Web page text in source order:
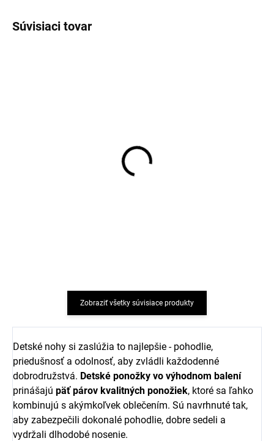
Súvisiaci tovar
Zobraziť všetky súvisiace produkty
Detské nohy si zaslúžia to najlepšie - pohodlie,
priedušnosť a odolnosť, aby zvládli každodenné
dobrodružstvá. Detské ponožky vo výhodnom balení
prinášajú päť párov kvalitných ponožiek, ktoré sa ľahko
kombinujú s akýmkoľvek oblečením. Sú navrhnuté tak,
aby zabezpečili dokonalé pohodlie, dobre sedeli a
vydržali dlhodobé nosenie.